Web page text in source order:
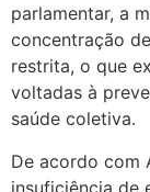
parlamentar, a
concentração
restrita, o que
voltadas à
saúde coletiva.
De acordo com
insuficiência de